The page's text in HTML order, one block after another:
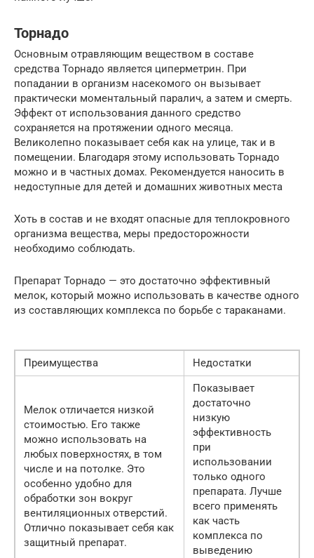
Торнадо
Основным отравляющим веществом в составе
средства Торнадо является циперметрин. При
попадании в организм насекомого он вызывает
практически моментальный паралич, а затем и смерть.
Эффект от использования данного средство
сохраняется на протяжении одного месяца.
Великолепно показывает себя как на улице, так и в
помещении. Благодаря этому использовать Торнадо
можно и в частных домах. Рекомендуется наносить в
недоступные для детей и домашних животных места
Хоть в состав и не входят опасные для теплокровного
организма вещества, меры предосторожности
необходимо соблюдать.
Препарат Торнадо — это достаточно эффективный
мелок, который можно использовать в качестве одного
из составляющих комплекса по борьбе с тараканами.
Преимущества Недостатки
Мелок отличается низкой
стоимостью. Его также
можно использовать на
любых поверхностях, в том
числе и на потолке. Это
особенно удобно для
обработки зон вокруг
вентиляционных отверстий.
Отлично показывает себя как
защитный препарат.
Показывает
достаточно
низкую
эффективность
при
использовании
только одного
препарата. Лучше
всего применять
как часть
комплекса по
выведению